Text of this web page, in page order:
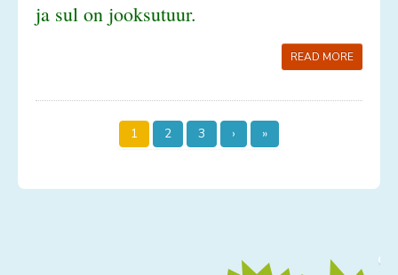
ja sul on jooksutuur.
READ MORE
1 2 3 › »